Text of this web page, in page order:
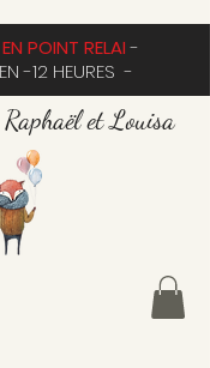
POINT RELAI-
-12 HEURES -
et Louisa